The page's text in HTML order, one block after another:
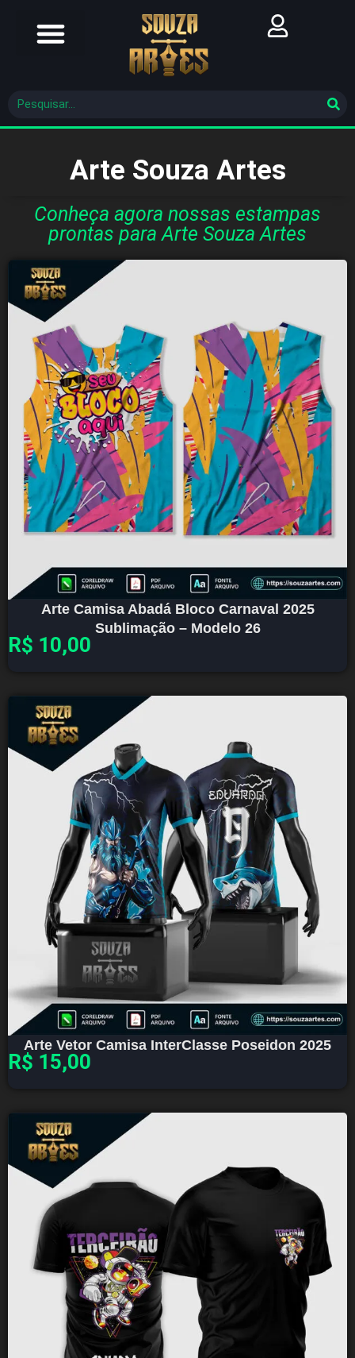
Arte Souza Artes
Conheça agora nossas estampas
prontas para Arte Souza Artes
Arte Camisa Abadá Bloco Carnaval 2025
Sublimação – Modelo 26
R$ 10,00
Arte Vetor Camisa InterClasse Poseidon 2025
R$ 15,00